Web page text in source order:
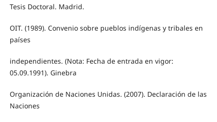
Tesis Doctoral. Madrid.
OIT. (1989). Convenio sobre pueblos indígenas y tribales en
países
independientes. (Nota: Fecha de entrada en vigor:
05.09.1991). Ginebra
Organización de Naciones Unidas. (2007). Declaración de las
Naciones